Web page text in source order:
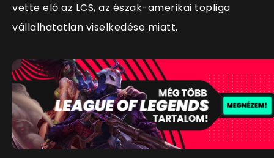
vette elő az LCS, az észak-amerikai topliga
vállalhatatlan viselkedése miatt.